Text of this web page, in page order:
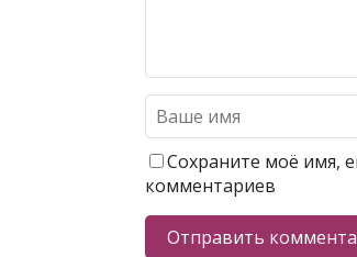
Сохраните моё имя,
комментариев